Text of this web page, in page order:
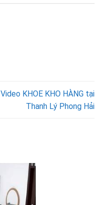
Video KHOE KHO HÀNG tại
Thanh Lý Phong Hải